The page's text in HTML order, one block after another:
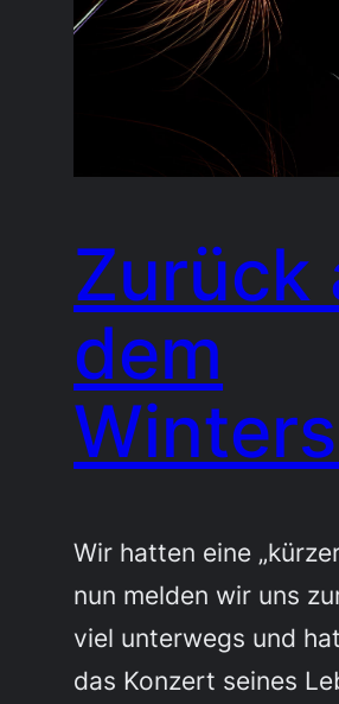
Zurück
dem
Wir hatten eine
nun melden wir uns
viel unterwegs und
das Konzert seines